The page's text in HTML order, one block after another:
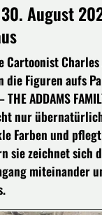
August
Cartoonist
die Figuren aufs
ADDAMS
nur
Farben und
sie zeichnet sich
miteinander